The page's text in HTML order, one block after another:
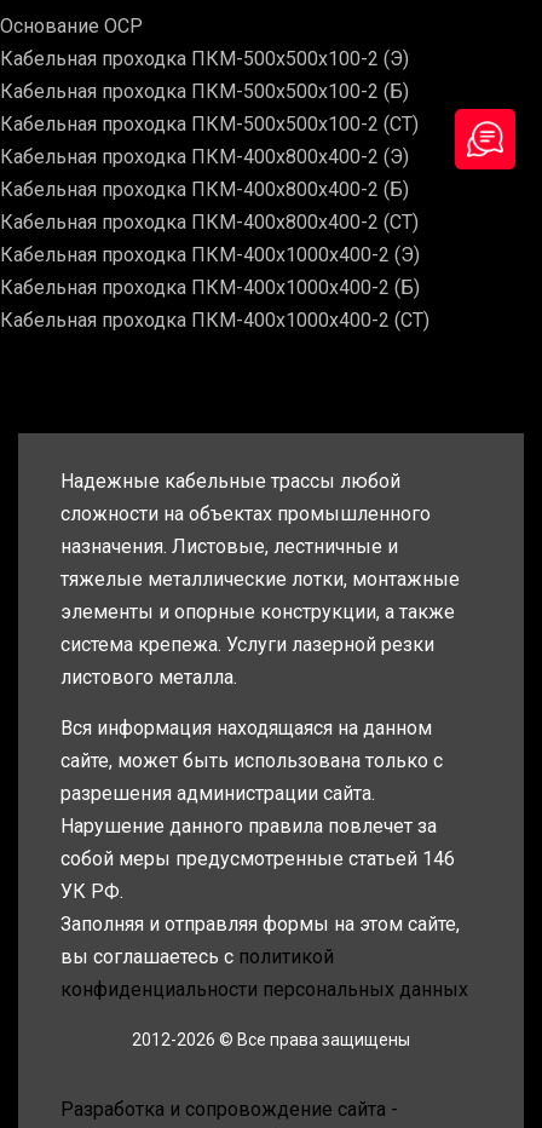
Основание ОСР
Кабельная проходка ПКМ-500х500х100-2 (Э)
Кабельная проходка ПКМ-500х500х100-2 (Б)
Кабельная проходка ПКМ-500х500х100-2 (СТ)
Кабельная проходка ПКМ-400х800х400-2 (Э)
Кабельная проходка ПКМ-400х800х400-2 (Б)
Кабельная проходка ПКМ-400х800х400-2 (СТ)
Кабельная проходка ПКМ-400х1000х400-2 (Э)
Кабельная проходка ПКМ-400х1000х400-2 (Б)
Кабельная проходка ПКМ-400х1000х400-2 (СТ)
Надежные кабельные трассы любой
сложности на объектах промышленного
назначения. Листовые, лестничные и
тяжелые металлические лотки, монтажные
элементы и опорные конструкции, а также
система крепежа. Услуги лазерной резки
листового металла.
Вся информация находящаяся на данном
сайте, может быть использована только с
разрешения администрации сайта.
Нарушение данного правила повлечет за
собой меры предусмотренные статьей 146
УК РФ.
Заполняя и отправляя формы на этом сайте,
вы соглашаетесь с политикой
конфиденциальности персональных данных
2012-2026 © Все права защищены
Разработка и сопровождение сайта -